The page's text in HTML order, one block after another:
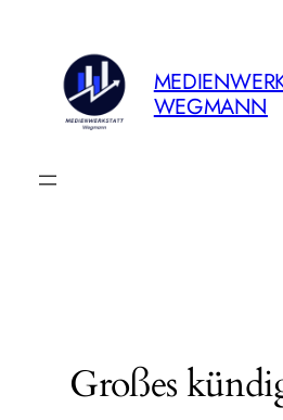
WEGMANN
Großes